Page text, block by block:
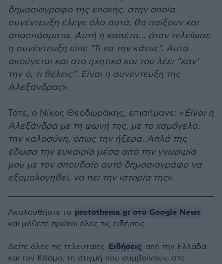
δημοσιογράφο της εποχής, στην οποία
συνέντευξη έλεγε όλα αυτά, θα παίξουν και
αποσπάσματα. Αυτή η κασέτα... όταν τελείωσε
η συνέντευξη είπε "Τι να την κάνω;". Αυτό
ακούγεται και στο ηχητικό και του λέει “καν'
την ό, τι θέλεις”. Είναι η συνέντευξη της
Αλεξάνδρας».
Τότε, ο Νίκος Θεοδωράκης, επισήμανε: «Είναι η
Αλεξάνδρα με τη φωνή της, με το χαμόγελο,
την καλοσύνη, όπως την ήξερα. Απλά της
έδωσα την ευκαιρία μέσα από την γνωριμία
μου με τον σπουδαίο αυτό δημοσιογράφο να
εξομολογηθεί, να πει την ιστορία της».
Ακολουθήστε το protothema.gr στο Google News
και μάθετε πρώτοι όλες τις ειδήσεις
Δείτε όλες τις τελευταίες Ειδήσεις από την Ελλάδα
και τον Κόσμο, τη στιγμή που συμβαίνουν, στο